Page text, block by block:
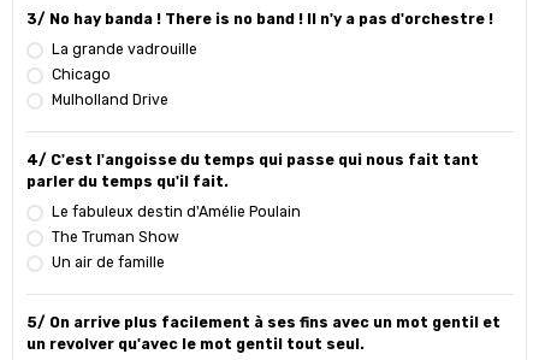
3/ No hay banda ! There is no band ! Il n'y a pas d'orchestre !
La grande vadrouille
Chicago
Mulholland Drive
4/ C'est l'angoisse du temps qui passe qui nous fait tant
parler du temps qu'il fait.
Le fabuleux destin d'Amélie Poulain
The Truman Show
Un air de famille
5/ On arrive plus facilement à ses fins avec un mot gentil et
un revolver qu'avec le mot gentil tout seul.